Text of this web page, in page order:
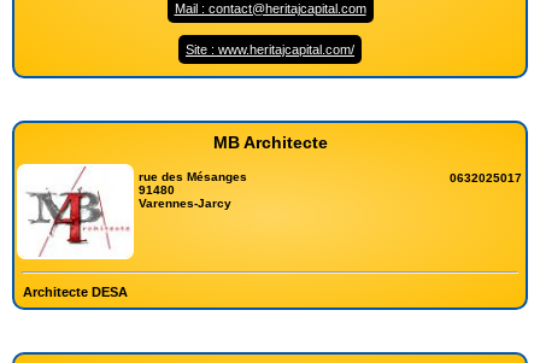
Mail : contact@heritajcapital.com
Site : www.heritajcapital.com/
MB Architecte
rue des Mésanges
91480
Varennes-Jarcy
0632025017
Architecte DESA